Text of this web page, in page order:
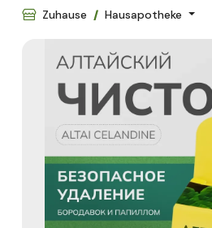
Zuhause Hausapotheke